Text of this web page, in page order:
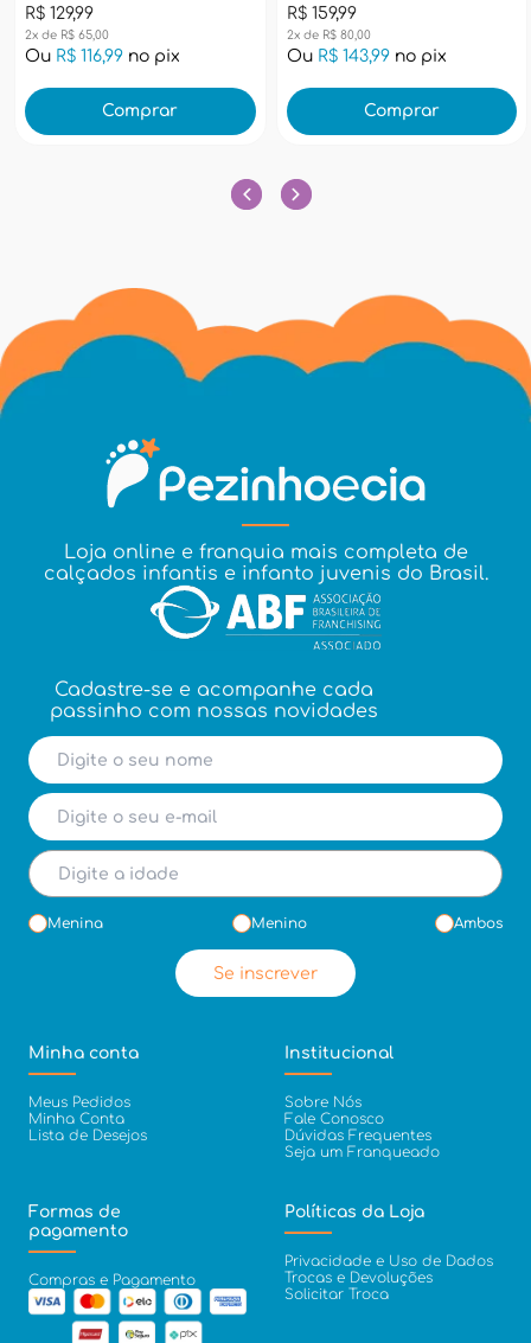
R$ 129,99
2x de R$ 65,00
Ou R$ 116,99 no pix
Comprar
R$ 159,99
2x de R$ 80,00
Ou R$ 143,99no pix
Comprar
Loja online e franquia mais completa de
calçados infantis e infanto juvenis do Brasil.
Cadastre-se e acompanhe cada
passinho com nossas novidades
Menina Menino Ambos
Se inscrever
Minha conta
Meus Pedidos
Minha Conta
Lista de Desejos
Institucional
Sobre Nós
Fale Conosco
Dúvidas Frequentes
Seja um Franqueado
Formas de
pagamento
Compras e Pagamento
Políticas da Loja
Privacidade e Uso de Dados
Trocas e Devoluções
Solicitar Troca